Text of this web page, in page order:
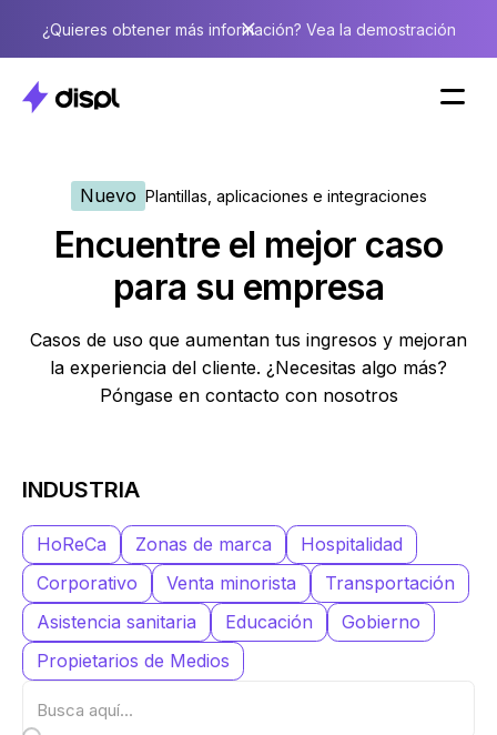
¿Quieres obtener más información? Vea la demostración
Nuevo Plantillas, aplicaciones e integraciones
Encuentre el mejor caso
para su empresa
Casos de uso que aumentan tus ingresos y mejoran
la experiencia del cliente. ¿Necesitas algo más?
Póngase en contacto con nosotros
INDUSTRIA
HoReCa Zonas de marca
Hospitalidad
Corporativo
Venta minorista
Transportación
Asistencia sanitaria
Educación
Gobierno
Propietarios de Medios